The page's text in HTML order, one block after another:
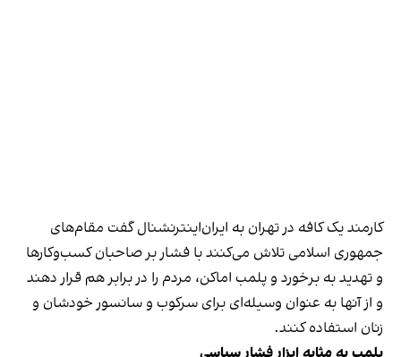
کارمند یک کافه در تهران به ایران‌اینترنشنال گفت مقام‌های
جمهوری اسلامی تلاش می‌کنند با فشار بر صاحبان کسب‌وکارها
و تهدید به برخورد و پلمب اماکن، مردم را در برابر هم قرار دهند
و از آنها به عنوان وسیله‌ای برای سرکوب و سانسور خودشان و
زنان استفاده کنند.